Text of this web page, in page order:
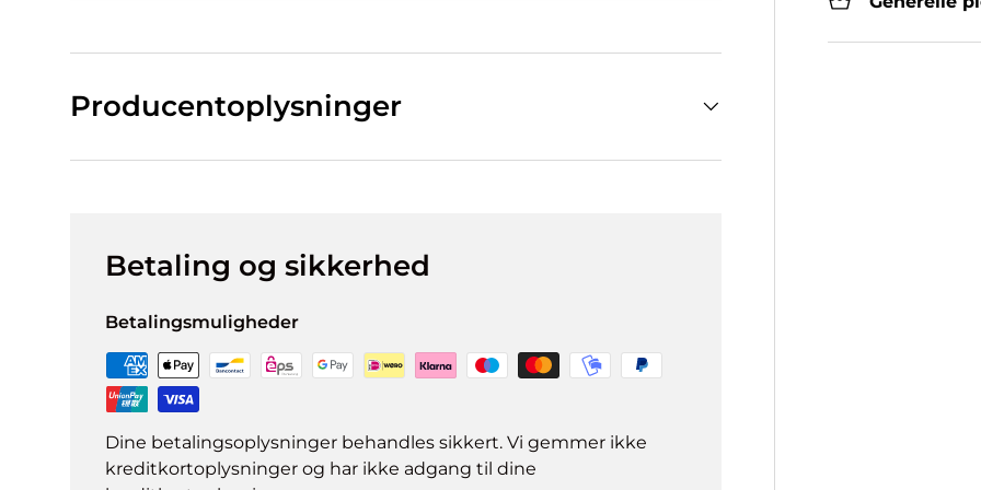
Producentoplysninger
Betaling og sikkerhed
Betalingsmuligheder
Dine betalingsoplysninger behandles sikkert. Vi gemmer ikke
kreditkortoplysninger og har ikke adgang til dine